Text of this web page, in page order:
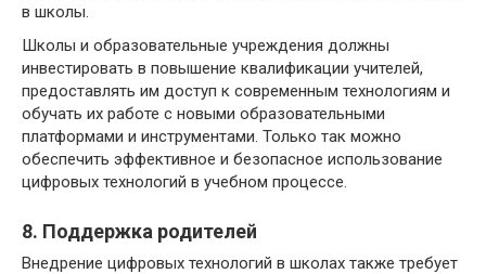
в школы.
Школы и образовательные учреждения должны
инвестировать в повышение квалификации учителей,
предоставлять им доступ к современным технологиям и
обучать их работе с новыми образовательными
платформами и инструментами. Только так можно
обеспечить эффективное и безопасное использование
цифровых технологий в учебном процессе.
8. Поддержка родителей
Внедрение цифровых технологий в школах также требует